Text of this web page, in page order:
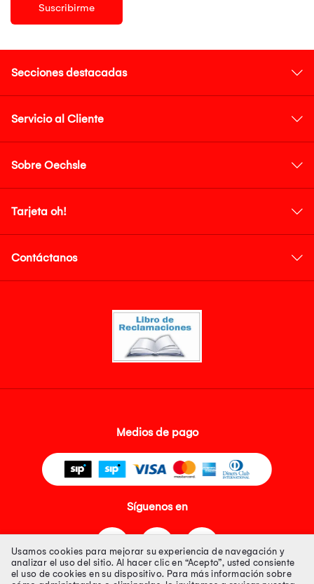
Suscribirme
Secciones destacadas
Servicio al Cliente
Sobre Oechsle
Tarjeta oh!
Contáctanos
Medios de pago
Síguenos en
Usamos cookies para mejorar su experiencia de navegación y
analizar el uso del sitio. Al hacer clic en “Acepto”, usted consiente
el uso de cookies en su dispositivo. Para más información sobre